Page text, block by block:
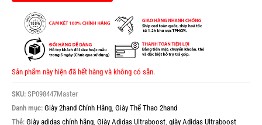
Sản phẩm này hiện đã hết hàng và không có sẵn.
SKU: SP098447Master
Danh mục: Giày 2hand Chính Hãng Giày Thể Thao 2hand
Thẻ: Giày adidas chính hãng Giày Adidas Ultraboost giày Adidas Ultraboost